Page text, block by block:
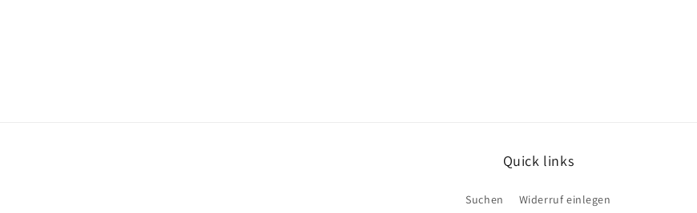
Quick links
Suchen Widerruf einlegen